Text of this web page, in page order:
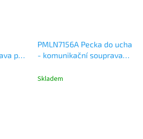
pro
PMLN7156A Pecka do ucha
- komunikační souprava
Skladem